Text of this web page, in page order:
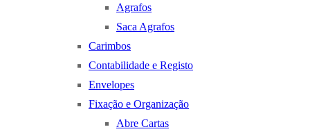
Agrafos
Saca Agrafos
Carimbos
Contabilidade e Registo
Envelopes
Fixação e Organização
Abre Cartas